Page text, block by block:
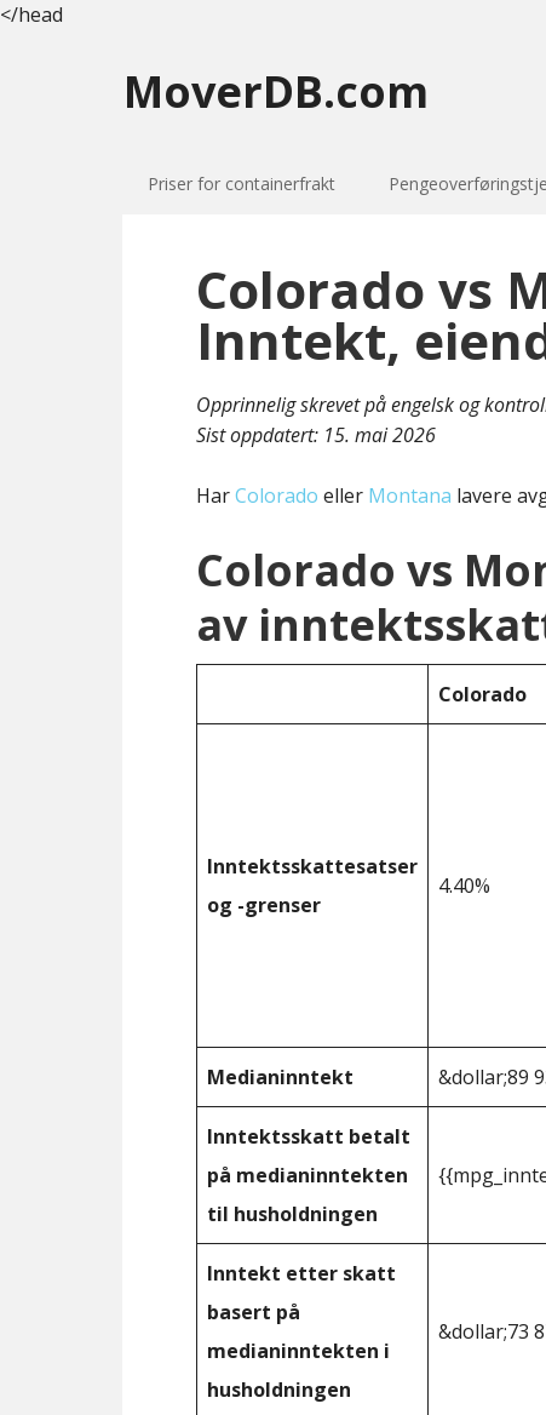
</head
MoverDB.com
Priser for containerfrakt
Colorado vs
Inntekt,
Opprinnelig skrevet på engelsk og
Sist oppdatert: 15. mai 2026
HarColorado eller Montana lavere
Colorado vs
av
Colorado
Inntektsskattesatser
og -grenser
4.40%
Medianinntekt &dollar;89
Inntektsskatt betalt
på medianinntekten
til husholdningen
Inntekt etter skatt
basert på
medianinntekten i
husholdningen
&dollar;73